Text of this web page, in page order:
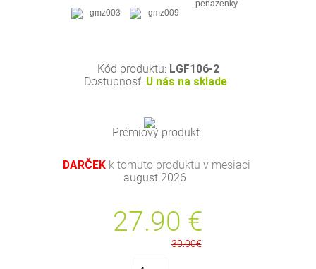
Kód produktu: LGF106-2
Dostupnosť: U nás na sklade
Prémiový produkt
DARČEK k tomuto produktu v mesiaci
august 2026
27.90 €
30.00€